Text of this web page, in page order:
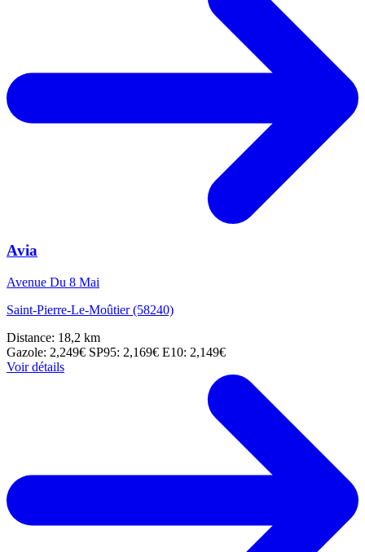
Avia
Avenue Du 8 Mai
Saint-Pierre-Le-Moûtier (58240)
Distance: 18,2 km
Gazole: 2,249€ SP95: 2,169€ E10: 2,149€
Voir détails